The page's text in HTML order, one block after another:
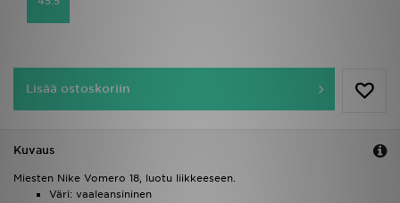
Lisää ostoskoriin
Kuvaus
Miesten Nike Vomero 18, luotu liikkeeseen.
Väri: vaaleansininen
Minun viestini